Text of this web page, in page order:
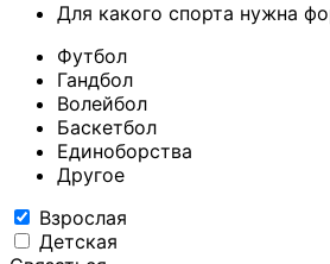
Для какого спорта нужна
Футбол
Гандбол
Волейбол
Баскетбол
Единоборства
Другое
Взрослая
Детская